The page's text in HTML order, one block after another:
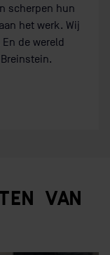
scherpen hun
het werk. Wij
de wereld
VAN